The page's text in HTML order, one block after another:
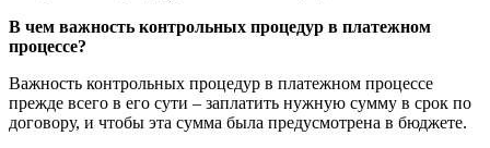
В чем важность контрольных процедур в платежном
процессе?
Важность контрольных процедур в платежном процессе
прежде всего в его сути – заплатить нужную сумму в срок по
договору, и чтобы эта сумма была предусмотрена в бюджете.